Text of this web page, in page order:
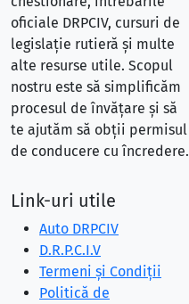
oficiale DRPCIV, cursuri de
legislație rutieră și multe
alte resurse utile. Scopul
nostru este să simplificăm
procesul de învățare și să
te ajutăm să obții permisul
de conducere cu încredere.
Link-uri utile
Auto DRPCIV
D.R.P.C.I.V
Termeni și Condiții
Politică de